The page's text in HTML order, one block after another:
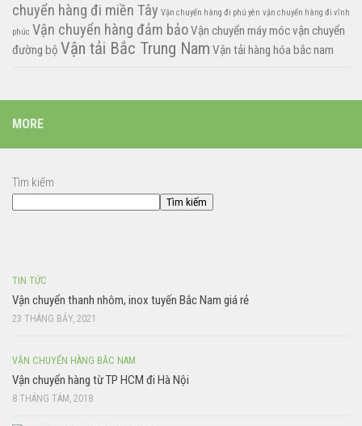
chuyển hàng đi miền Tây Vận chuyển hàng đi phú yên vận chuyển hàng đi vĩnh
phúc Vận chuyển hàng đảm bảoVận chuyển máy mócvận chuyển
đường bộ Vận tải Bắc Trung Nam Vận tải hàng hóa bắc nam
MORE
Tìm kiếm
Tìm kiếm
TIN TỨC
Vận chuyển thanh nhôm, inox tuyến Bắc Nam giá rẻ
23 THÁNG BẢY, 2021
VẬN CHUYỂN HÀNG BẮC NAM
Vận chuyển hàng từ TP HCM đi Hà Nội
8 THÁNG TÁM, 2018